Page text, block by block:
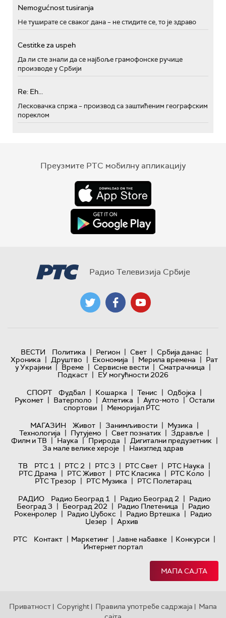
Nemogućnost tusiranja
Не туширате се сваког дана – не стидите се, то је здраво
Cestitke za uspeh
Да ли сте знали да се најбоље грамофонске ручице
производе у Србији
Re: Eh...
Лесковачка спржа – производ са заштићеним географским
пореклом
Преузмите РТС мобилну апликацију
Радио Телевизија Србије
ВЕСТИ Политика | Регион | Свет | Србија данас |
Хроника | Друштво | Економија | Мерила времена | Рат
у Украјини | Време | Сервисне вести | Сматрачница |
Подкаст | ЕУ могућности 2026
СПОРТ
Фудбал | Кошарка | Тенис | Одбојка |
Рукомет | Ватерполо | Атлетика | Ауто-мото | Остали
спортови | Меморијал РТС
МАГАЗИН
Живот | Занимљивости | Музика |
Технологијa | Путујемо | Свет познатих | Здравље |
Филм и ТВ | Наука | Природа | Дигитални предузетник |
За мале велике хероје | Наизглед здрав
ТВ
РТС 1 | РТС 2 | РТС 3 | РТС Свет | РТС Наука |
РТС Драма | РТС Живот | РТС Класика | РТС Коло |
РТС Трезор | РТС Музика | РТС Полетарац
РАДИО
Радио Београд 1 | Радио Београд 2 | Радио
Београд 3 | Београд 202 | Радио Плетеница | Радио
Рокенролер | Радио Џубокс | Радио Вртешка | Радио
Џезер | Архив
РТС
Контакт | Маркетинг | Јавне набавке | Конкурси |
Интернет портал
МАПА САЈТА
Приватност | Copyright | Правила употребе садржаја | Мапа